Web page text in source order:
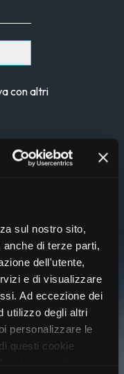
sul nostro sito,
di terze parti,
dell'utente,
e di visualizzare
Ad eccezione dei
utilizzo degli altri
personalizzare le
questi cookie
con altri
CLUB